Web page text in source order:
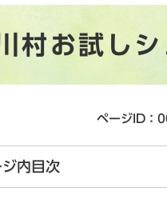
村お試し
ページID：
内目次